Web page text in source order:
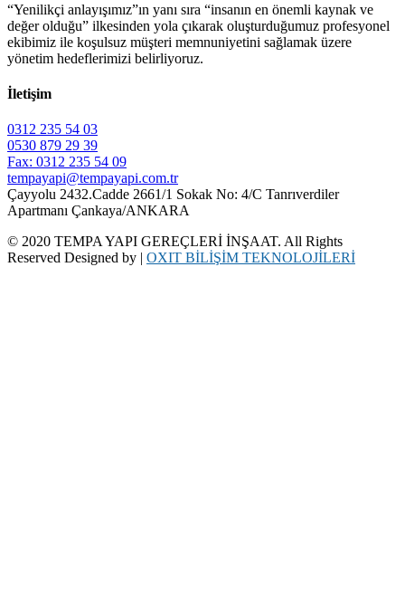
“Yenilikçi anlayışımız”ın yanı sıra “insanın en önemli kaynak ve
değer olduğu” ilkesinden yola çıkarak oluşturduğumuz profesyonel
ekibimiz ile koşulsuz müşteri memnuniyetini sağlamak üzere
yönetim hedeflerimizi belirliyoruz.
İletişim
0312 235 54 03
0530 879 29 39
Fax: 0312 235 54 09
tempayapi@tempayapi.com.tr
Çayyolu 2432.Cadde 2661/1 Sokak No: 4/C Tanrıverdiler
Apartmanı Çankaya/ANKARA
© 2020 TEMPA YAPI GEREÇLERİ İNŞAAT. All Rights
Reserved Designed by | OXIT BİLİŞİM TEKNOLOJİLERİ